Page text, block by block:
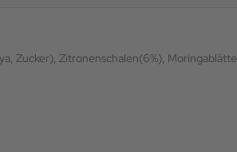
Zucker), Zitronenschalen(6%),